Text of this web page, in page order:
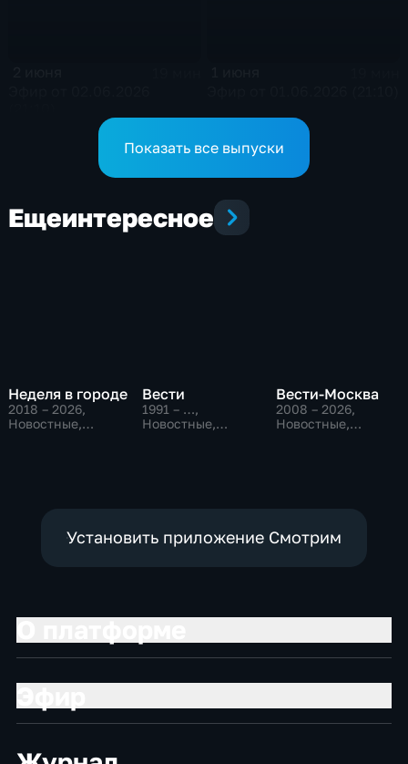
Показать все выпуски
Ещеинтересное
Неделя в городе
2018 – 2026,
Новостные,
Вести
1991 – …,
Новостные,
Вести-Москва
2008 – 2026,
Новостные,
Установить приложение Смотрим